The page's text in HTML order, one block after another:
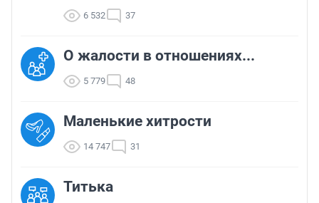
6 532 37
О жалости в отношениях...
5 779 48
Маленькие хитрости
14 747 31
Титька